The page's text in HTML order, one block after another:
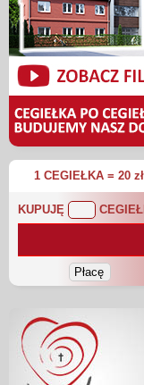
1 CEGIEŁKA = 20 zł
KUPUJĘ